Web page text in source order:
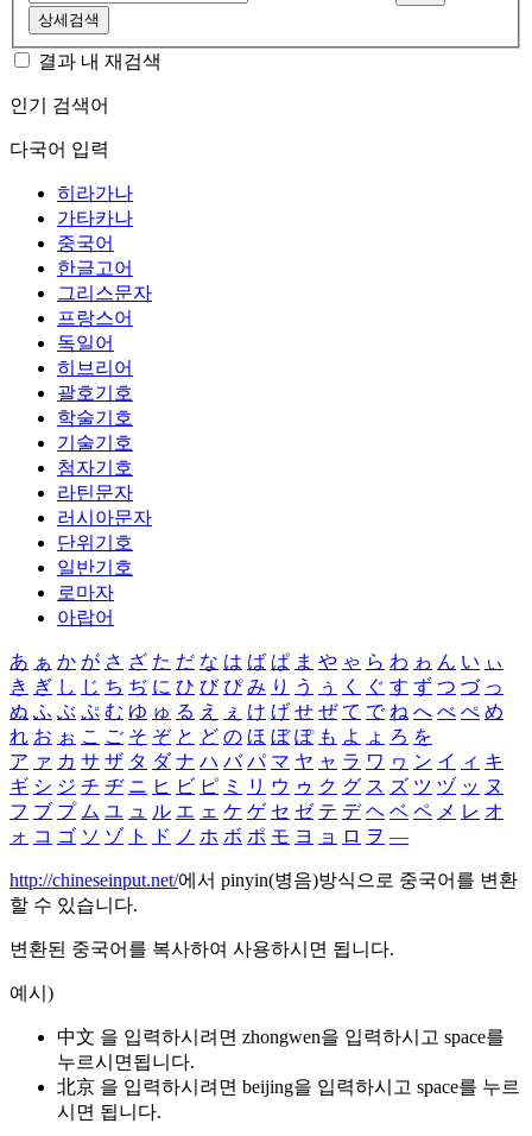
상세검색
결과 내 재검색
인기 검색어
다국어 입력
히라가나
가타카나
중국어
한글고어
그리스문자
프랑스어
독일어
히브리어
괄호기호
학술기호
기술기호
첨자기호
라틴문자
러시아문자
단위기호
일반기호
로마자
아랍어
あ ぁ か が さ ざ た だ な は ば ぱ ま や ゃ ら わ ゎ ん い ぃ
き ぎ し じ ち ぢ に ひ び ぴ み り う ぅ く ぐ す ず つ づ っ
ぬ ふ ぶ ぷ む ゆ ゅ る え ぇ け げ せ ぜ て で ね へ べ ぺ め
れ お ぉ こ ご そ ぞ と ど の ほ ぼ ぽ も よ ょ ろ を
ア ァ カ サ ザ タ ダ ナ ハ バ パ マ ヤ ャ ラ ワ ヮ ン イ ィ キ
ギ シ ジ チ ヂ ニ ヒ ビ ピ ミ リ ウ ゥ ク グ ス ズ ツ ヅ ッ ヌ
フ ブ プ ム ユ ュ ル エ ェ ケ ゲ セ ゼ テ デ ヘ ベ ペ メ レ オ
ォ コ ゴ ソ ゾ ト ド ノ ホ ボ ポ モ ヨ ョ ロ ヲ ―
http://chineseinput.net/에서 pinyin(병음)방식으로 중국어를 변환
할 수 있습니다.
변환된 중국어를 복사하여 사용하시면 됩니다.
예시)
中文 을 입력하시려면 zhongwen을 입력하시고 space를
누르시면됩니다.
北京 을 입력하시려면 beijing을 입력하시고 space를 누르
시면 됩니다.